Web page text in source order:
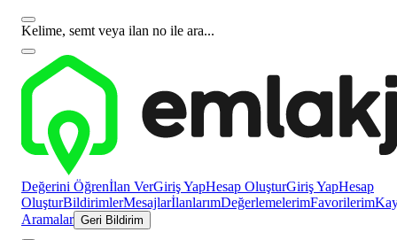
Kelime, semt veya ilan no ile ara...
Değerini Öğrenİlan VerGiriş YapHesap OluşturGiriş YapHesap
OluşturBildirimlerMesajlarİlanlarımDeğerlemelerimFavorilerim
Aramalar Geri Bildirim